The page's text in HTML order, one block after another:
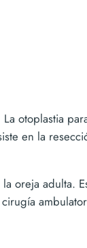
otoplastia
en la
oreja adulta.